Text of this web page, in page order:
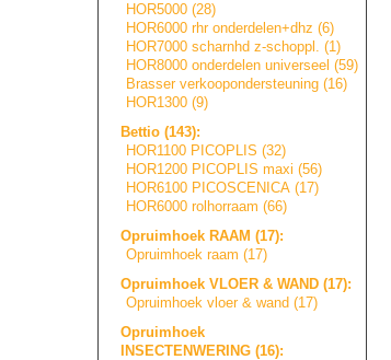
HOR5000 (28)
HOR6000 rhr onderdelen+dhz (6)
HOR7000 scharnhd z-schoppl. (1)
HOR8000 onderdelen universeel (59)
Brasser verkoopondersteuning (16)
HOR1300 (9)
Bettio (143):
HOR1100 PICOPLIS (32)
HOR1200 PICOPLIS maxi (56)
HOR6100 PICOSCENICA (17)
HOR6000 rolhorraam (66)
Opruimhoek RAAM (17):
Opruimhoek raam (17)
Opruimhoek VLOER & WAND (17):
Opruimhoek vloer & wand (17)
Opruimhoek
INSECTENWERING (16):